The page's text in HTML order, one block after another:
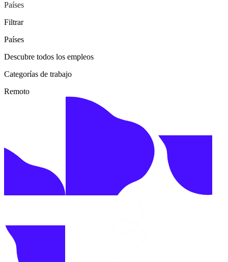
Países
Filtrar
Países
Descubre todos los empleos
Categorías de trabajo
Remoto